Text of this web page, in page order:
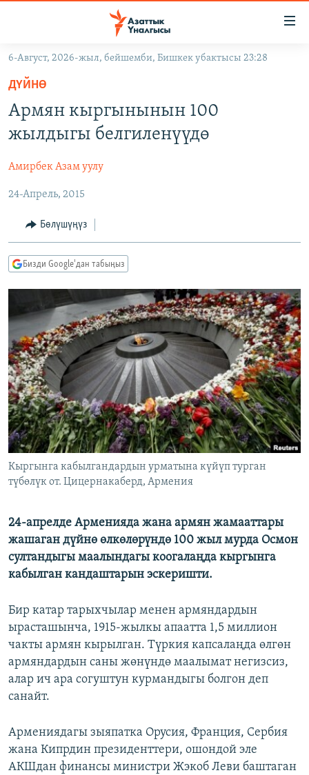
Навигацияга
өтүңүз
Издөөгө
салыңыз
ЖАҢЫЛЫКТАР
КЫРГЫЗСТАН
ЭКОНОМИКА
МАДАНИЯТ
ДҮЙНӨ
БОРБОР АЗИЯ
АТАЙЫН ИЛИКТӨӨ
ТВ ПРОГРАММАЛАР
БҮГҮН АЗАТТЫКТА
БИЗ ЖАНА ДҮЙНӨ
ЭЖЕ-СИҢДИЛЕР
АЗАТТЫК+
ЫҢГАЙСЫЗ СУРООЛОР
ПОДКАСТ
ӨЗГӨЧӨ ПИКИР
ОНЛАЙН ШЕРИНЕ
ЭЕ/АРнун бардык сайттары
6-Август, 2026-жыл, бейшемби, Бишкек убактысы 23:28
ДҮЙНӨ
Армян кыргынынын 100
жылдыгы белгиленүүдө
Амирбек Азам уулу
24-Апрель, 2015
Бөлүшүңүз
Бизди Google'дан табыңыз
Кыргынга кабылгандардын урматына күйүп турган
түбөлүк от. Цицернакаберд, Армения
24-апрелде Арменияда жана армян жамааттары
жашаган дүйнө өлкөлөрүндө 100 жыл мурда Осмон
султандыгы маалындагы коогалаңда кыргынга
кабылган кандаштарын эскеришти.
Бир катар тарыхчылар менен армяндардын
ырасташынча, 1915-жылкы апаатта 1,5 миллион
чакты армян кырылган. Түркия капсалаңда өлгөн
армяндардын саны жөнүндө маалымат негизсиз,
алар ич ара согуштун курмандыгы болгон деп
санайт.
Армениядагы зыяпатка Орусия, Франция, Сербия
жана Кипрдин президенттери, ошондой эле
АКШдан финансы министри Жэкоб Леви баштаган